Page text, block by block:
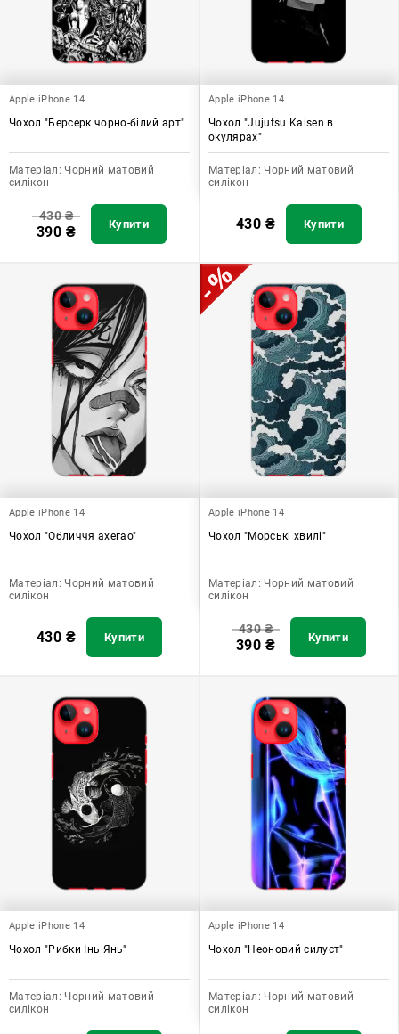
Apple iPhone 14
Чохол "Берсерк чорно-білий арт"
Матеріал: Чорний матовий
силікон
430₴
390 ₴ Купити
Apple iPhone 14
Чохол "Jujutsu Kaisen в
окулярах"
Матеріал: Чорний матовий
силікон
430 ₴ Купити
Apple iPhone 14
Чохол "Обличчя ахегао"
Матеріал: Чорний матовий
силікон
430 ₴ Купити
Apple iPhone 14
Чохол "Морські хвилі"
Матеріал: Чорний матовий
силікон
430₴
390 ₴ Купити
Apple iPhone 14
Чохол "Рибки Інь Янь"
Матеріал: Чорний матовий
силікон
Apple iPhone 14
Чохол "Неоновий силуєт"
Матеріал: Чорний матовий
силікон